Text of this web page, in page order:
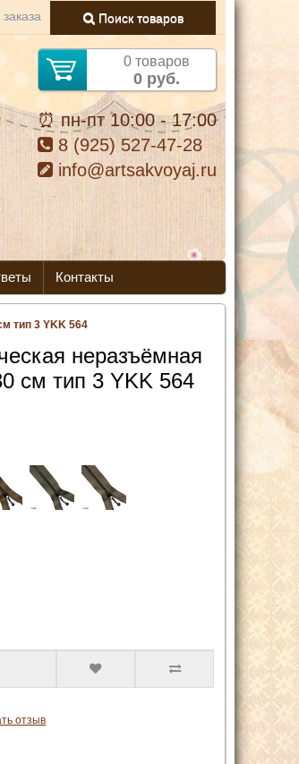
Поиск товаров
0 товаров
0 руб.
⏰ пн-пт 10:00 - 17:00
8 (925) 527-47-28
info@artsakvoyaj.ru
Контакты
тип 3 YKK 564
неразъёмная
см тип 3 YKK 564
отзыв